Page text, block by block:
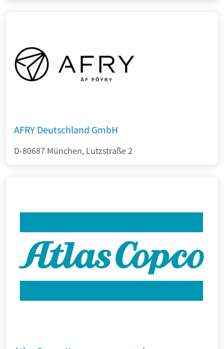
AFRY Deutschland GmbH
D-80687 München, Lutzstraße 2